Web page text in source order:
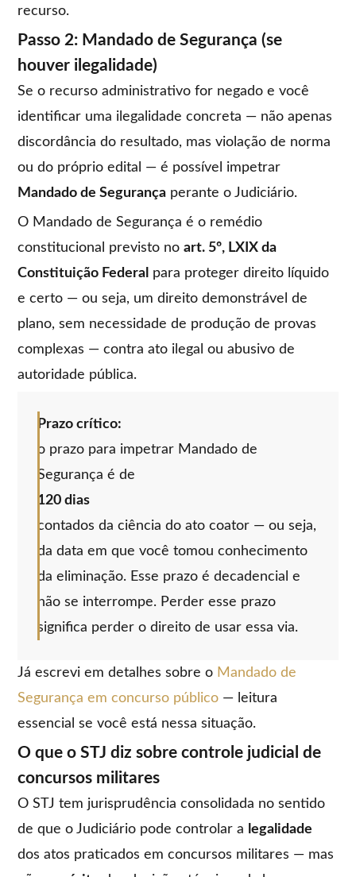
recurso.
Passo 2: Mandado de Segurança (se
houver ilegalidade)
Se o recurso administrativo for negado e você
identificar uma ilegalidade concreta — não apenas
discordância do resultado, mas violação de norma
ou do próprio edital — é possível impetrar
Mandado de Segurança perante o Judiciário.
O Mandado de Segurança é o remédio
constitucional previsto noart. 5º, LXIX da
Constituição Federal para proteger direito líquido
e certo — ou seja, um direito demonstrável de
plano, sem necessidade de produção de provas
complexas — contra ato ilegal ou abusivo de
autoridade pública.
Prazo crítico:
o prazo para impetrar Mandado de
Segurança é de
120 dias
contados da ciência do ato coator — ou seja,
da data em que você tomou conhecimento
da eliminação. Esse prazo é decadencial e
não se interrompe. Perder esse prazo
significa perder o direito de usar essa via.
Já escrevi em detalhes sobre o Mandado de
Segurança em concurso público — leitura
essencial se você está nessa situação.
O que o STJ diz sobre controle judicial de
concursos militares
O STJ tem jurisprudência consolidada no sentido
de que o Judiciário pode controlar a legalidade
dos atos praticados em concursos militares — mas